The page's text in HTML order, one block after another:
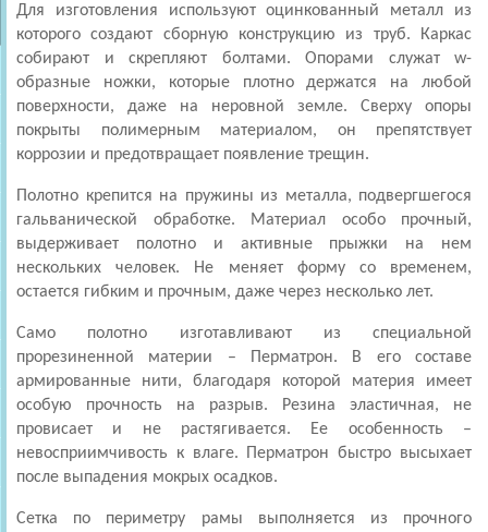
Для изготовления используют оцинкованный металл из
которого создают сборную конструкцию из труб. Каркас
собирают и скрепляют болтами. Опорами служат w-
образные ножки, которые плотно держатся на любой
поверхности, даже на неровной земле. Сверху опоры
покрыты полимерным материалом, он препятствует
коррозии и предотвращает появление трещин.
Полотно крепится на пружины из металла, подвергшегося
гальванической обработке. Материал особо прочный,
выдерживает полотно и активные прыжки на нем
нескольких человек. Не меняет форму со временем,
остается гибким и прочным, даже через несколько лет.
Само полотно изготавливают из специальной
прорезиненной материи – Перматрон. В его составе
армированные нити, благодаря которой материя имеет
особую прочность на разрыв. Резина эластичная, не
провисает и не растягивается. Ее особенность –
невосприимчивость к влаге. Перматрон быстро высыхает
после выпадения мокрых осадков.
Сетка по периметру рамы выполняется из прочного